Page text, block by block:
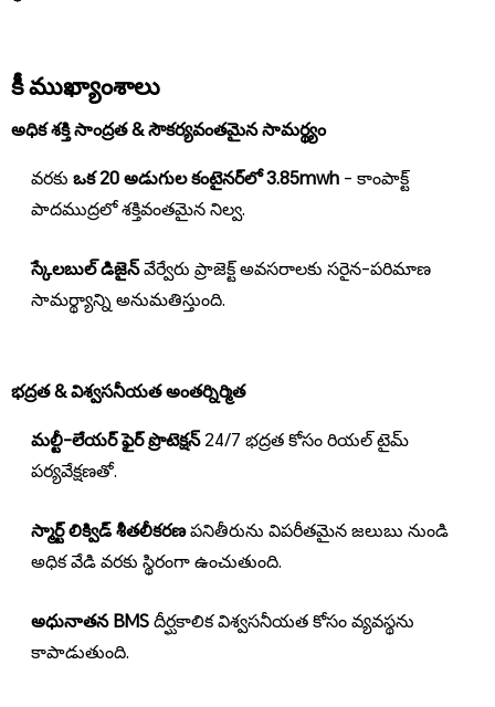
కీ ముఖ్యాంశాలు
అధిక శక్తి సాంద్రత & సౌకర్యవంతమైన సామర్థ్యం
వరకు ఒక 20 అడుగుల కంటైనర్‌లో 3.85mwh - కాంపాక్ట్
పాదముద్రలో శక్తివంతమైన నిల్వ.
స్కేలబుల్ డిజైన్వేర్వేరు ప్రాజెక్ట్ అవసరాలకు సరైన-పరిమాణ
సామర్థ్యాన్ని అనుమతిస్తుంది.
భద్రత & విశ్వసనీయత అంతర్నిర్మిత
మల్టీ-లేయర్ ఫైర్ ప్రొటెక్షన్24/7 భద్రత కోసం రియల్ టైమ్
పర్యవేక్షణతో.
స్మార్ట్ లిక్విడ్ శీతలీకరణపనితీరును విపరీతమైన జలుబు నుండి
అధిక వేడి వరకు స్థిరంగా ఉంచుతుంది.
అధునాతన BMS దీర్ఘకాలిక విశ్వసనీయత కోసం వ్యవస్థను
కాపాడుతుంది.